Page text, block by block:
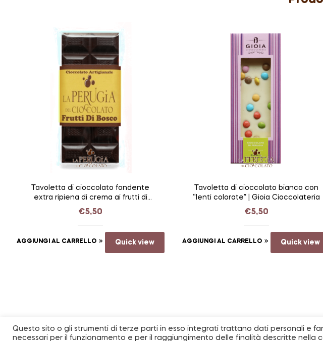
Tavoletta di cioccolato fondente
extra ripiena di crema ai frutti di
bosco | La Perugia del Cioccolato
€5,50
AGGIUNGI AL CARRELLO Quick view
Tavoletta di cioccolato bianco con
“lenti colorate” | Gioia Cioccolateria
€5,50
AGGIUNGI AL CARRELLO Quick view
Questo sito o gli strumenti di terze parti in esso integrati trattano dati personali e
necessari per il funzionamento e per il raggiungimento delle finalità descritte nella